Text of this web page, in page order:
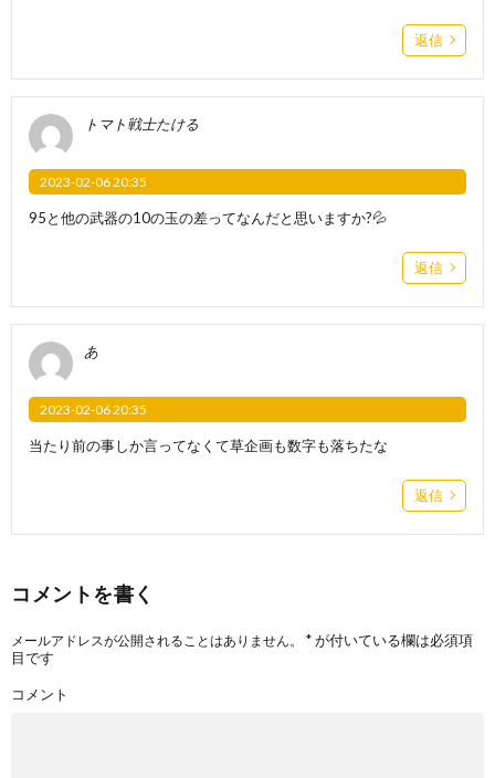
返信
トマト戦士たける
2023-02-06 20:35
95と他の武器の10の玉の差ってなんだと思いますか?💦
返信
あ
2023-02-06 20:35
当たり前の事しか言ってなくて草企画も数字も落ちたな
返信
コメントを書く
メールアドレスが公開されることはありません。 *が付いている欄は必須項
目です
コメント